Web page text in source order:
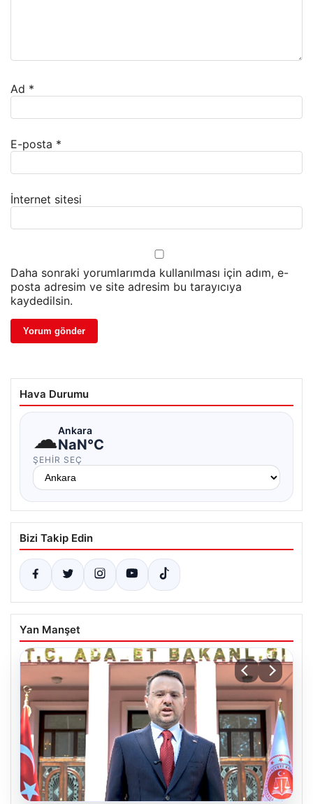
Ad *
E-posta *
İnternet sitesi
Daha sonraki yorumlarımda kullanılması için adım, e-
posta adresim ve site adresim bu tarayıcıya
kaydedilsin.
Hava Durumu
☁Ankara
NaN°C
ŞEHIR SEÇ
Bizi Takip Edin
Yan Manşet